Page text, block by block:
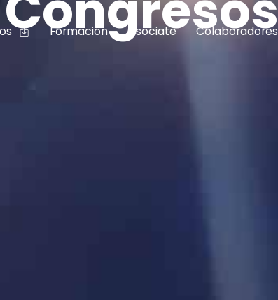
Formación Asóciate Colaboradores